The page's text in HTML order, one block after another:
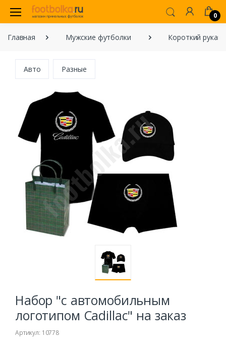
0
Главная Мужские футболки Короткий рукав
Авто Разные
Набор "с автомобильным
логотипом Сadillac" на заказ
Артикул: 10778